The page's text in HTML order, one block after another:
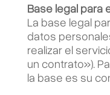
Base legal para
La base legal
datos
realizar el
un contrato»).
la base es su